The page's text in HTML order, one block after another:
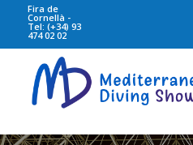
Fira de
Cornellà -
Tel: (+34) 93
474 02 02